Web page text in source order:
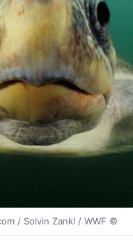
© naturepl.com / Solvin Zankl / WWF